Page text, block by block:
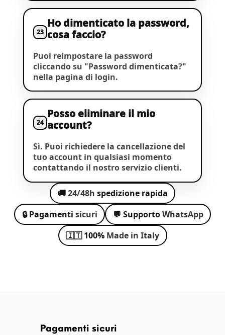
23
Ho dimenticato la password,
cosa faccio?
Puoi reimpostare la password
cliccando su "Password dimenticata?"
nella pagina di login.
24
Posso eliminare il mio
account?
Sì. Puoi richiedere la cancellazione del
tuo account in qualsiasi momento
contattando il nostro servizio clienti.
🚚24/48h spedizione rapida
🔒 Pagamenti sicuri 💬 SupportoWhatsApp
🇮🇹 100% Made in Italy
Pagamenti sicuri